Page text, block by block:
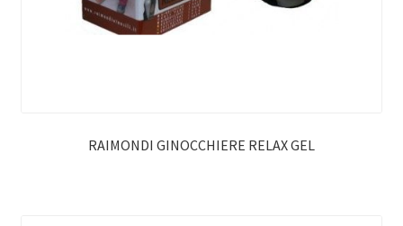
RAIMONDI GINOCCHIERE RELAX GEL